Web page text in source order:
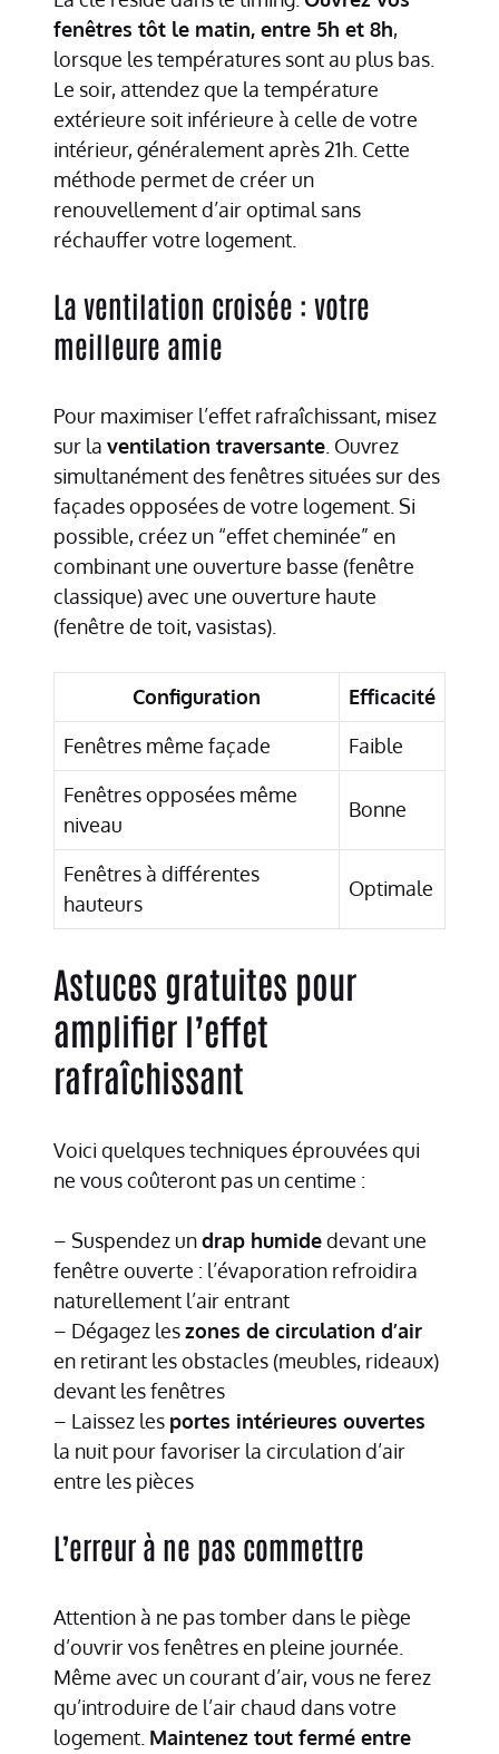
fenêtres tôt le matin, entre 5h et 8h,
lorsque les températures sont au plus bas.
Le soir, attendez que la température
extérieure soit inférieure à celle de votre
intérieur, généralement après 21h. Cette
méthode permet de créer un
renouvellement d’air optimal sans
réchauffer votre logement.
La ventilation croisée : votre
meilleure amie
Pour maximiser l’effet rafraîchissant, misez
sur la ventilation traversante . Ouvrez
simultanément des fenêtres situées sur des
façades opposées de votre logement. Si
possible, créez un “effet cheminée” en
combinant une ouverture basse (fenêtre
classique) avec une ouverture haute
(fenêtre de toit, vasistas).
Configuration
Efficacité
Fenêtres même façade
Faible
Fenêtres opposées même
niveau
Bonne
Fenêtres à différentes
hauteurs
Optimale
Astuces gratuites pour
amplifier l’effet
rafraîchissant
Voici quelques techniques éprouvées qui
ne vous coûteront pas un centime :
– Suspendez undrap humidedevant une
fenêtre ouverte : l’évaporation refroidira
naturellement l’air entrant
– Dégagez leszones de circulation d’air
en retirant les obstacles (meubles, rideaux)
devant les fenêtres
– Laissez les portes intérieures ouvertes
la nuit pour favoriser la circulation d’air
entre les pièces
L’erreur à ne pas commettre
Attention à ne pas tomber dans le piège
d’ouvrir vos fenêtres en pleine journée.
Même avec un courant d’air, vous ne ferez
qu’introduire de l’air chaud dans votre
logement. Maintenez tout fermé entre